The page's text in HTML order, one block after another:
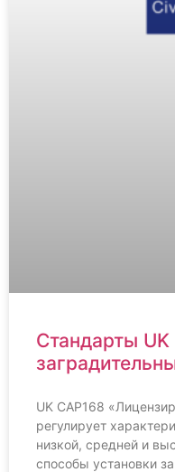
Стандарты UK
UK CAP168
регулирует
низкой, средней и
способы установки